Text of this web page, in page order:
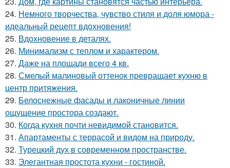
24. Немного творчества, чувство стиля и доля юмора -
идеальный рецепт вдохновения!
25. Вдохновение в деталях.
26. Минимализм с теплом и характером.
27. Даже на площади всего 4 кв.
28. Смелый малиновый оттенок превращает кухню в
центр притяжения.
29. Белоснежные фасады и лаконичные линии
ощущение простора создают.
30. Когда кухня почти невидимой становится.
31. Апартаменты с террасой и видом на природу.
32. Турецкий дух в современном пространстве.
33. Элегантная простота кухни - гостиной.